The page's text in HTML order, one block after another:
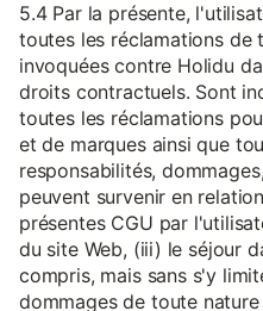
5.4 Par la présente,
toutes les réclamations de
invoquées contre Holidu
droits contractuels. Sont
toutes les réclamations
et de marques ainsi que
responsabilités,
peuvent survenir en
présentes CGU par
du site Web, (iii) le séjour
compris, mais sans s'y
dommages de toute